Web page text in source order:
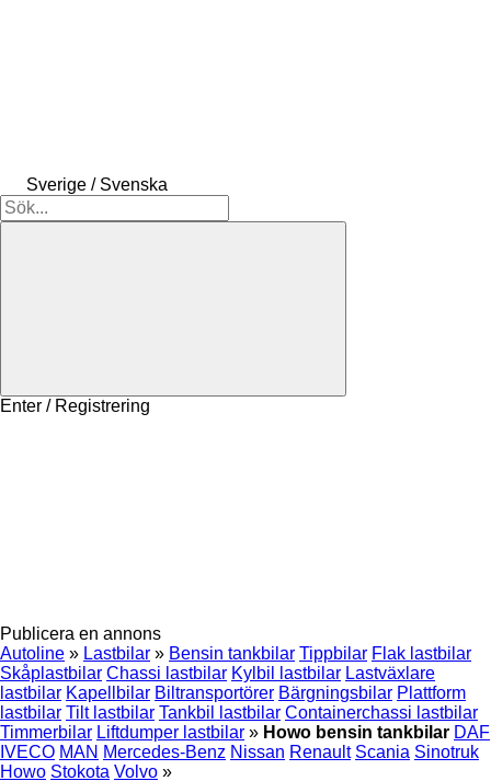
Sverige / Svenska
Enter / Registrering
Publicera en annons
Autoline » Lastbilar » Bensin tankbilar Tippbilar Flak lastbilar
Skåplastbilar Chassi lastbilar Kylbil lastbilar Lastväxlare
lastbilar Kapellbilar Biltransportörer Bärgningsbilar Plattform
lastbilar Tilt lastbilar Tankbil lastbilar Containerchassi lastbilar
Timmerbilar Liftdumper lastbilar » Howo bensin tankbilar DAF
IVECO MAN Mercedes-Benz Nissan Renault Scania Sinotruk
Howo Stokota Volvo »